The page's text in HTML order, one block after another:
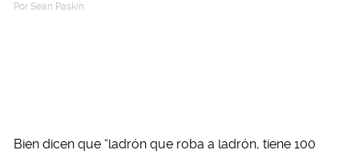
Por Sean Paskin
Bien dicen que “ladrón que roba a ladrón, tiene 100